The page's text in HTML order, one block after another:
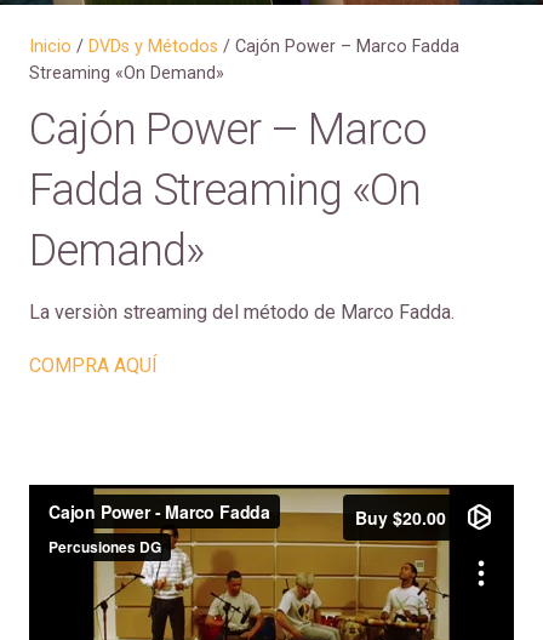
Inicio / DVDs y Métodos / Cajón Power – Marco Fadda
Streaming «On Demand»
Cajón Power – Marco
Fadda Streaming «On
Demand»
La versiòn streaming del método de Marco Fadda.
COMPRA AQUÍ